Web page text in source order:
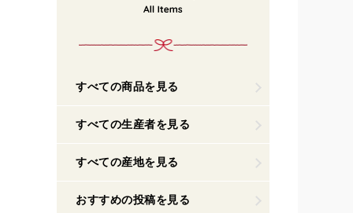
すべての商品を見る
すべての生産者を見る
すべての産地を見る
おすすめの投稿を見る